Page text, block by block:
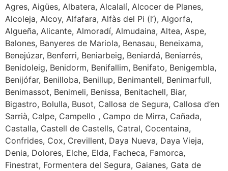
Agres, Aigües, Albatera, Alcalalí, Alcocer de Planes,
Alcoleja, Alcoy, Alfafara, Alfàs del Pi (l’), Algorfa,
Algueña, Alicante, Almoradí, Almudaina, Altea, Aspe,
Balones, Banyeres de Mariola, Benasau, Beneixama,
Benejúzar, Benferri, Beniarbeig, Beniardá, Beniarrés,
Benidoleig, Benidorm, Benifallim, Benifato, Benigembla,
Benijófar, Benilloba, Benillup, Benimantell, Benimarfull,
Benimassot, Benimeli, Benissa, Benitachell, Biar,
Bigastro, Bolulla, Busot, Callosa de Segura, Callosa d’en
Sarrià, Calpe, Campello , Campo de Mirra, Cañada,
Castalla, Castell de Castells, Catral, Cocentaina,
Confrides, Cox, Crevillent, Daya Nueva, Daya Vieja,
Denia, Dolores, Elche, Elda, Facheca, Famorca,
Finestrat, Formentera del Segura, Gaianes, Gata de